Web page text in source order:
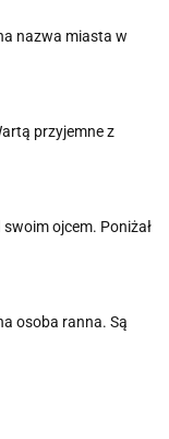
nazwa miasta w
przyjemne z
ojcem. Poniżał
osoba ranna. Są